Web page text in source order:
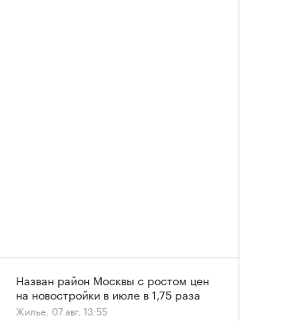
Назван район Москвы с ростом цен
на новостройки в июле в 1,75 раза
Жилье, 07 авг, 13:55